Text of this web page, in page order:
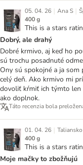
05. 04. 26 | Ana S |
400 g
This is a stars
Dobrý, ale drahý
Dobré krmivo, aj keď ho
sú trochu posadnuté
Ony sú spokojné a ja som
celý deň. Ako krmivo mi
dovoliť kŕmiť ich týmto len
ako doplnok.
Táto recenzia bola
01. 04. 26 | Taliansko
400 g
This is a stars
Moje mačky to zbožňujú